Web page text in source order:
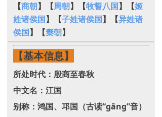
【商朝】【周朝】【牧誓八国】【姬
姓诸侯国】【子姓诸侯国】【异姓诸
侯国】 【秦朝】
【基本信息】
所处时代：殷商至春秋
中文名：江国
别称：鸿国、邛国（古读“gāng”音）‌